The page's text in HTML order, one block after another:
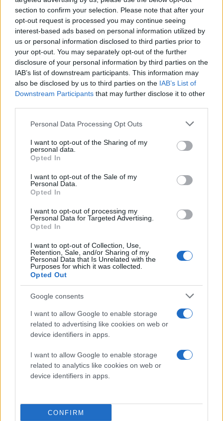
section to confirm your selection. Please note that after your
opt-out request is processed you may continue seeing
interest-based ads based on personal information utilized by
us or personal information disclosed to third parties prior to
your opt-out. You may separately opt-out of the further
disclosure of your personal information by third parties on the
IAB’s list of downstream participants. This information may
also be disclosed by us to third parties on the IAB’s List of
Downstream Participants that may further disclose it to other
Please note that this website/app uses one or more Google
not limited to your visit or usage behaviour. You may click to
grant or deny consent to Google and its third-party tags to
use your data for below specified purposes in below Google
consent section.
Personal Data Processing Opt Outs
I want to opt-out of the Sharing of my
personal data.
Opted In
I want to opt-out of the Sale of my
Personal Data.
Opted In
I want to opt-out of processing my
Personal Data for Targeted Advertising.
Opted In
I want to opt-out of Collection, Use,
Retention, Sale, and/or Sharing of my
Personal Data that Is Unrelated with the
Purposes for which it was collected.
Opted Out
Google consents
I want to allow Google to enable storage
related to advertising like cookies on web or
device identifiers in apps.
I want to allow Google to enable storage
related to analytics like cookies on web or
device identifiers in apps.
CONFIRM